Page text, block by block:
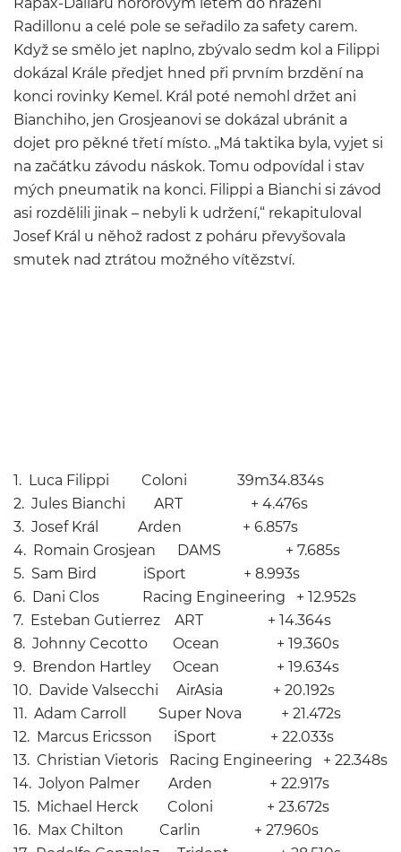
Radillonu a celé pole se seřadilo za safety carem.
Když se smělo jet naplno, zbývalo sedm kol a Filippi
dokázal Krále předjet hned při prvním brzdění na
konci rovinky Kemel. Král poté nemohl držet ani
Bianchiho, jen Grosjeanovi se dokázal ubránit a
dojet pro pěkné třetí místo. „Má taktika byla, vyjet si
na začátku závodu náskok. Tomu odpovídal i stav
mých pneumatik na konci. Filippi a Bianchi si závod
asi rozdělili jinak – nebyli k udržení,“ rekapituloval
Josef Král u něhož radost z poháru převyšovala
smutek nad ztrátou možného vítězství.
1. Luca Filippi Coloni 39m34.834s
2. Jules Bianchi ART + 4.476s
3. Josef Král Arden + 6.857s
4. Romain Grosjean DAMS + 7.685s
5. Sam Bird iSport + 8.993s
6. Dani Clos Racing Engineering + 12.952s
7. Esteban Gutierrez ART + 14.364s
8. Johnny Cecotto Ocean + 19.360s
9. Brendon Hartley Ocean + 19.634s
10. Davide Valsecchi AirAsia + 20.192s
11. Adam Carroll Super Nova + 21.472s
12. Marcus Ericsson iSport + 22.033s
13. Christian Vietoris Racing Engineering + 22.348s
14. Jolyon Palmer Arden + 22.917s
15. Michael Herck Coloni + 23.672s
16. Max Chilton Carlin + 27.960s